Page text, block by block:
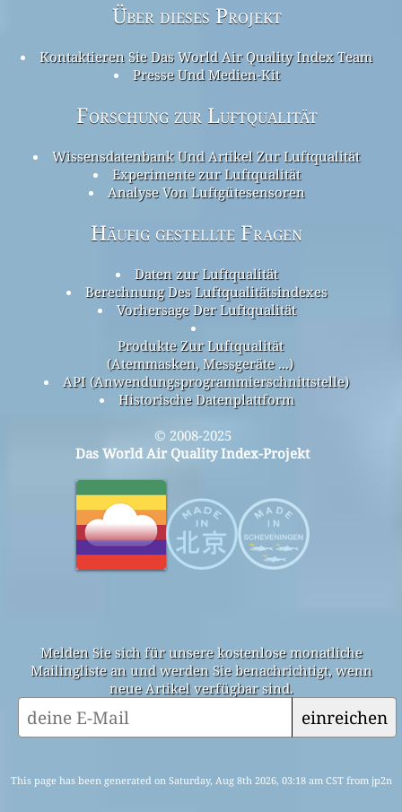
Über dieses Projekt
Kontaktieren Sie Das World Air Quality Index Team
Presse Und Medien-Kit
Forschung zur Luftqualität
Wissensdatenbank Und Artikel Zur Luftqualität
Experimente zur Luftqualität
Analyse Von Luftgütesensoren
Häufig gestellte Fragen
Daten zur Luftqualität
Berechnung Des Luftqualitätsindexes
Vorhersage Der Luftqualität
Produkte Zur Luftqualität
(Atemmasken, Messgeräte ...)
API (Anwendungsprogrammierschnittstelle)
Historische Datenplattform
© 2008-2025
Das World Air Quality Index-Projekt
Melden Sie sich für unsere kostenlose monatliche
Mailingliste an und werden Sie benachrichtigt, wenn
neue Artikel verfügbar sind.
einreichen
This page has been generated on Saturday, Aug 8th 2026, 03:18 am CST from jp2n